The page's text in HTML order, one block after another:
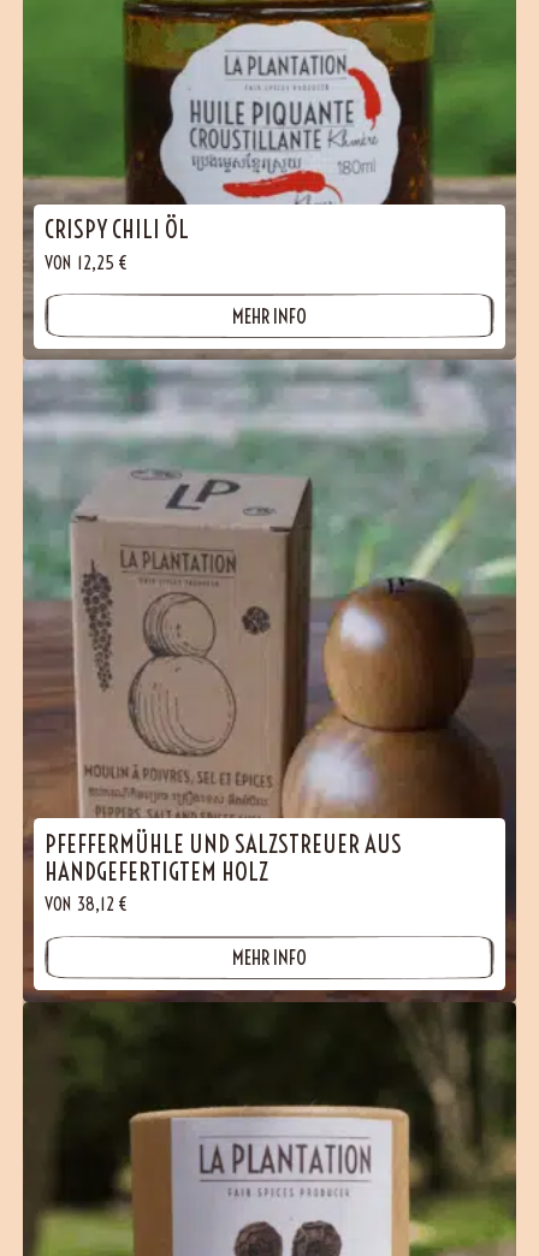
CRISPY CHILI ÖL
VON 12,25 €
MEHR INFO
PFEFFERMÜHLE UND SALZSTREUER AUS
HANDGEFERTIGTEM HOLZ
VON 38,12 €
MEHR INFO